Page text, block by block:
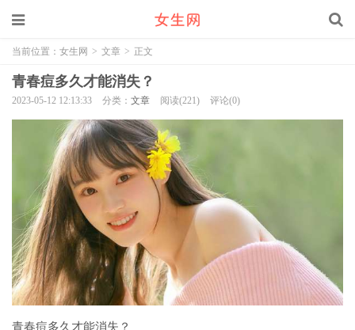
当前位置： 女生网 > 文章 > 正文
青春痘多久才能消失？
2023-05-12 12:13:33 分类： 文章 阅读(221) 评论(0)
青春痘多久才能消失？